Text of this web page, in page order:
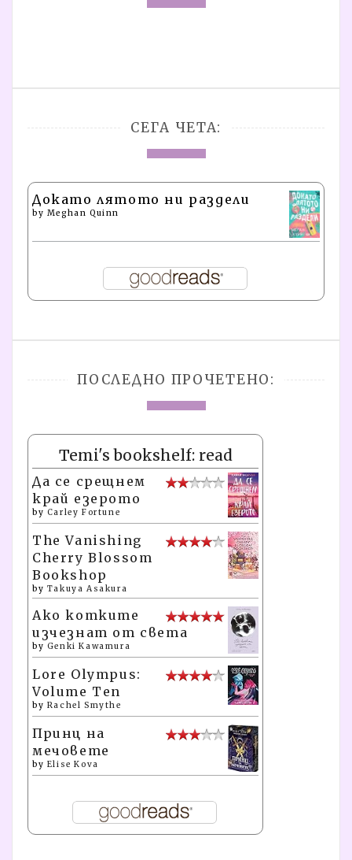
СЕГА ЧЕТА:
Докато лятото ни раздели
by Meghan Quinn
ПОСЛЕДНО ПРОЧЕТЕНО:
Temi's bookshelf: read
Да се срещнем
край езерото
by Carley Fortune
The Vanishing
Cherry Blossom
Bookshop
by Takuya Asakura
Ако котките
изчезнат от света
by Genki Kawamura
Lore Olympus:
Volume Ten
by Rachel Smythe
Принц на
мечовете
by Elise Kova